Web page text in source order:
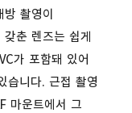
촬영이
춘 렌즈는 쉽게
가 포함돼 있어
습니다. 근접 촬영
마운트에서 그